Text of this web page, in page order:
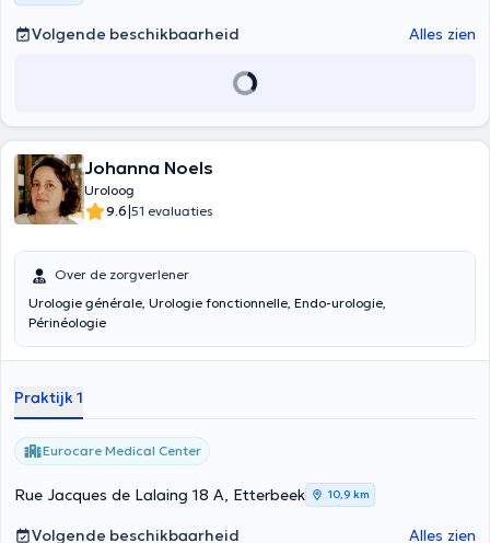
Volgende beschikbaarheid Alles zien
Johanna Noels
Uroloog
9.6|51 evaluaties
Over de zorgverlener
Urologie générale, Urologie fonctionnelle, Endo-urologie,
Périnéologie
Praktijk 1
Eurocare Medical Center
Rue Jacques de Lalaing 18 A, Etterbeek 10,9 km
Volgende beschikbaarheid Alles zien